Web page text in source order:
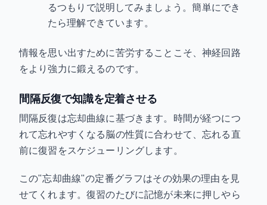
るつもりで説明してみましょう。簡単にでき
たら理解できています。
情報を思い出すために苦労することこそ、神経回路
をより強力に鍛えるのです。
間隔反復で知識を定着させる
間隔反復は忘却曲線に基づきます。時間が経つにつ
れて忘れやすくなる脳の性質に合わせて、忘れる直
前に復習をスケジューリングします。
この"忘却曲線"の定番グラフはその効果の理由を見
せてくれます。復習のたびに記憶が未来に押しやら